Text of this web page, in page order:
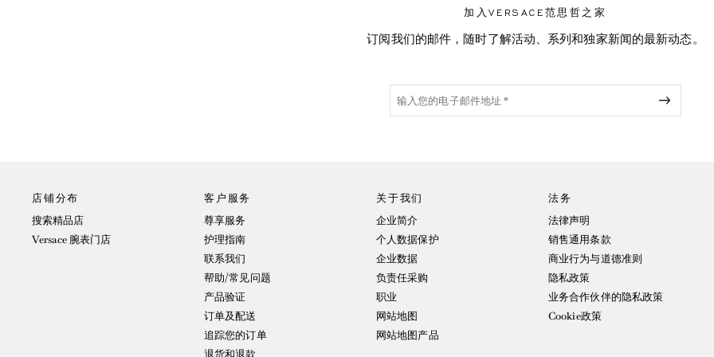
加入VERSACE范思哲之家
订阅我们的邮件，随时了解活动、系列和独家新闻的最新动态。
店铺分布
搜索精品店
Versace 腕表门店
客户服务
尊享服务
护理指南
联系我们
帮助/常见问题
产品验证
订单及配送
追踪您的订单
退货和退款
关于我们
企业简介
个人数据保护
企业数据
负责任采购
职业
网站地图
网站地图产品
法务
法律声明
销售通用条款
商业行为与道德准则
隐私政策
业务合作伙伴的隐私政策
Cookie政策